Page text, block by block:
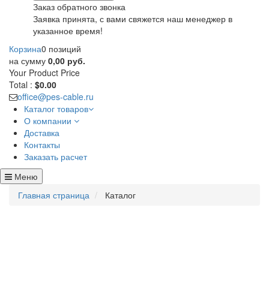
Заказ обратного звонка
Заявка принята, с вами свяжется наш менеджер в
указанное время!
Корзина0 позиций
на сумму 0,00 руб.
Your Product Price
Total : $0.00
office@pes-cable.ru
Каталог товаров
О компании
Доставка
Контакты
Заказать расчет
Меню
Главная страница
Каталог